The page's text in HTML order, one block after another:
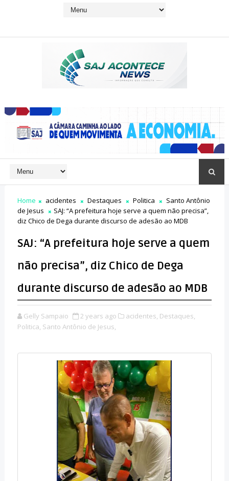
Home acidentes Destaques Politica
Santo Antônio
de Jesus
SAJ: “A prefeitura hoje serve a quem não precisa”,
diz Chico de Dega durante discurso de adesão ao MDB
SAJ: “A prefeitura hoje serve a quem
não precisa”, diz Chico de Dega
durante discurso de adesão ao MDB
Gelly Sampaio 2 years ago acidentes, Destaques,
Politica, Santo Antônio de Jesus,